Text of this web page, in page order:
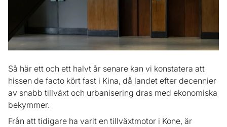
Så här ett och ett halvt år senare kan vi konstatera att
hissen de facto kört fast i Kina, då landet efter decennier
av snabb tillväxt och urbanisering dras med ekonomiska
bekymmer.
Från att tidigare ha varit en tillväxtmotor i Kone, är